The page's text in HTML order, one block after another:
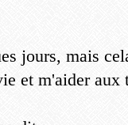
jours, mais
et m'aider aux